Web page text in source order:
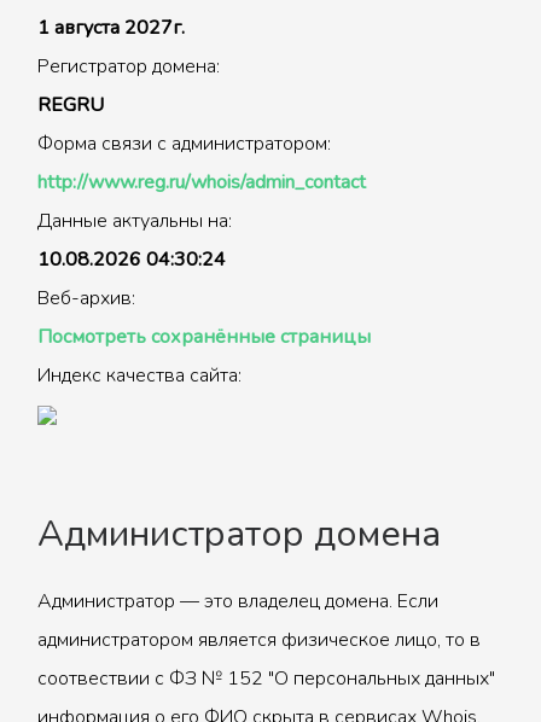
1 августа 2027г.
Регистратор домена:
REGRU
Форма связи с администратором:
http://www.reg.ru/whois/admin_contact
Данные актуальны на:
10.08.2026 04:30:24
Веб-архив:
Посмотреть сохранённые страницы
Индекс качества сайта:
Администратор домена
Администратор — это владелец домена. Если
администратором является физическое лицо, то в
соотвествии с ФЗ № 152 "О персональных данных"